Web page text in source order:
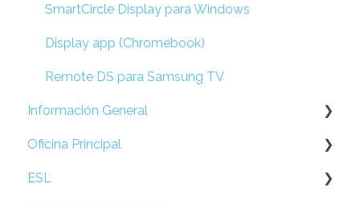
SmartCircle Display para Windows
Display app (Chromebook)
Remote DS para Samsung TV
Información General
Preguntas Frecuentes
Oficina Principal
Prepare su Red
ESL